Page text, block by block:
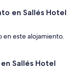
en Sallés Hotel
en este alojamiento.
Sallés Hotel